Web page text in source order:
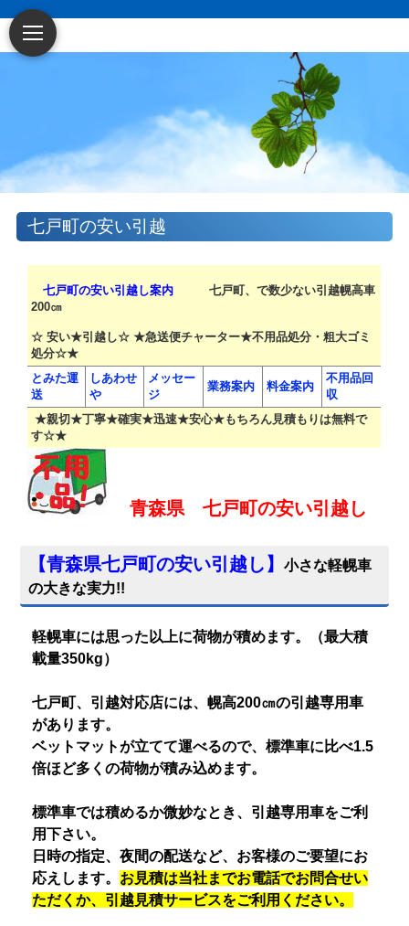
七戸町の安い引越
七戸町の安い引越し案内 七戸町、で数少ない引越幌高車
200㎝
☆ 安い★引越し☆ ★急送便チャーター★不用品処分・粗大ゴミ
処分☆★
とみた運
送
しあわせ
や
メッセー
ジ
業務案内 料金案内
不用品回
収
★親切★丁寧★確実★迅速★安心★もちろん見積もりは無料で
す☆★
青森県 七戸町の安い引越し
【青森県七戸町の安い引越し 】小さな軽幌車
の大きな実力!!
軽幌車には思った以上に荷物が積めます。（最大積
載量350kg）
七戸町、引越対応店には、幌高200㎝の引越専用車
があります。
ベットマットが立てて運べるので、標準車に比べ1.5
倍ほど多くの荷物が積み込めます。
標準車では積めるか微妙なとき、引越専用車をご利
用下さい。
日時の指定、夜間の配送など、お客様のご要望にお
応えします。 お見積は当社までお電話でお問合せい
ただくか、引越見積サービスをご利用ください。